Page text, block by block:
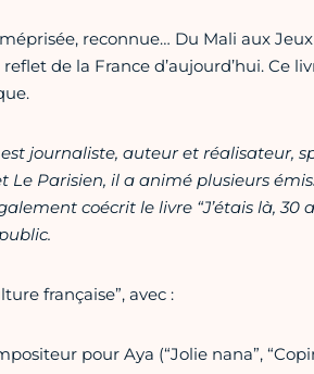
reconnue… Du Mali aux
de la France d’aujourd’hui. Ce
est journaliste, auteur et réalisateur,
Le Parisien, il a animé plusieurs
coécrit le livre “J’étais là,
française”, avec :
pour Aya (“Jolie nana”,